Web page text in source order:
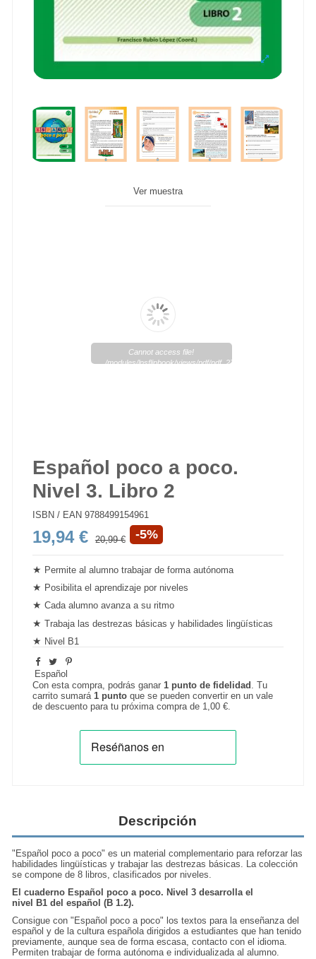
Ver muestra
Cannot access file!
/modules/lpsflipbook/views/pdf/pdf_274_1.pdf
Español poco a poco.
Nivel 3. Libro 2
ISBN / EAN 9788499154961
19,94 € 20,99 € -5%
★ Permite al alumno trabajar deforma autónoma
★ Posibilita el aprendizaje por niveles
★ Cada alumno avanza a su ritmo
★ Trabaja las destrezas básicas y habilidades lingüísticas
★ Nivel B1
Español
Con esta compra, podrás ganar1 punto de fidelidad . Tu
carrito sumará1 punto que se pueden convertir en un vale
de descuento para tu próxima compra de 1,00 €.
Descripción
"Español poco a poco" es un material complementario para reforzar las
habilidades lingüísticas y trabajar las destrezas básicas. La colección
se compone de 8 libros, clasificados por niveles.
El cuaderno Español poco a poco. Nivel 3 desarrolla el
nivel B1 del español (B 1.2).
Consigue con "Español poco a poco" los textos para la enseñanza del
español y de lacultura españoladirigidos a estudiantes que han tenido
previamente, aunque sea de forma escasa, contacto con el idioma.
Permiten trabajar de forma autónoma e individualizada al alumno.